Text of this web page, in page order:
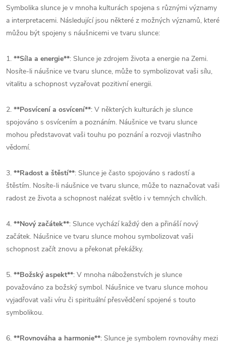
Symbolika slunce je v mnoha kulturách spojena s různými významy
a interpretacemi. Následující jsou některé z možných významů, které
můžou být spojeny s náušnicemi ve tvaru slunce:
1. **Síla a energie**: Slunce je zdrojem života a energie na Zemi.
Nosíte-li náušnice ve tvaru slunce, může to symbolizovat vaši sílu,
vitalitu a schopnost vyzařovat pozitivní energii.
2. **Posvícení a osvícení**: V některých kulturách je slunce
spojováno s osvícením a poznáním. Náušnice ve tvaru slunce
mohou představovat vaši touhu po poznání a rozvoji vlastního
vědomí.
3. **Radost a štěstí**: Slunce je často spojováno s radostí a
štěstím. Nosíte-li náušnice ve tvaru slunce, může to naznačovat vaši
radost ze života a schopnost nalézat světlo i v temných chvílích.
4. **Nový začátek**: Slunce vychází každý den a přináší nový
začátek. Náušnice ve tvaru slunce mohou symbolizovat vaši
schopnost začít znovu a překonat překážky.
5. **Božský aspekt**: V mnoha náboženstvích je slunce
považováno za božský symbol. Náušnice ve tvaru slunce mohou
vyjadřovat vaši víru či spirituální přesvědčení spojené s touto
symbolikou.
6. **Rovnováha a harmonie**: Slunce je symbolem rovnováhy mezi